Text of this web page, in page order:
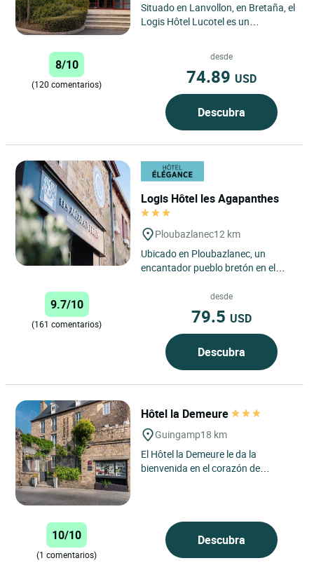
Situado en Lanvollon, en Bretaña, el
Logis Hôtel Lucotel es un
8/10
(120 comentarios)
desde
74.89 USD
Descubra
Logis Hôtel les Agapanthes
Ploubazlanec12 km
Ubicado en Ploubazlanec, un
encantador pueblo bretón en el
Logis Hôtel Les Agapanthes...
9.7/10
(161 comentarios)
desde
79.5 USD
Descubra
Hôtel la Demeure
Guingamp18 km
El Hôtel la Demeure le da la
bienvenida en el corazón de
10/10
(1 comentarios)
Descubra